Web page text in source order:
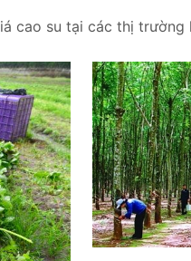
cao su tại các thị trường